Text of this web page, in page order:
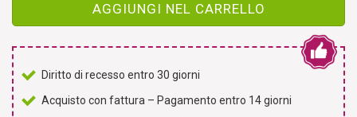
AGGIUNGI NEL CARRELLO
Diritto di recesso entro 30 giorni
Acquisto con fattura – Pagamento entro 14 giorni